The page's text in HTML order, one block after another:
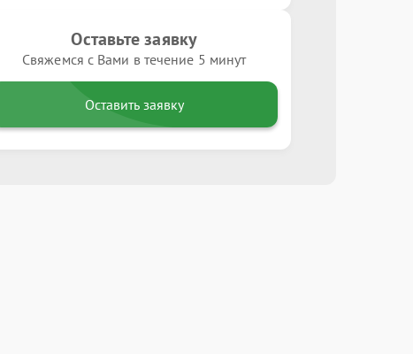
Оставьте заявку
Свяжемся с Вами в течение 5 минут
Оставить заявку